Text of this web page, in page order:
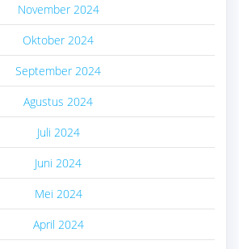
November 2024
Oktober 2024
September 2024
Agustus 2024
Juli 2024
Juni 2024
Mei 2024
April 2024